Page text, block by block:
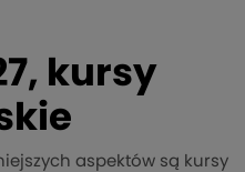
kursy
aspektów są kursy